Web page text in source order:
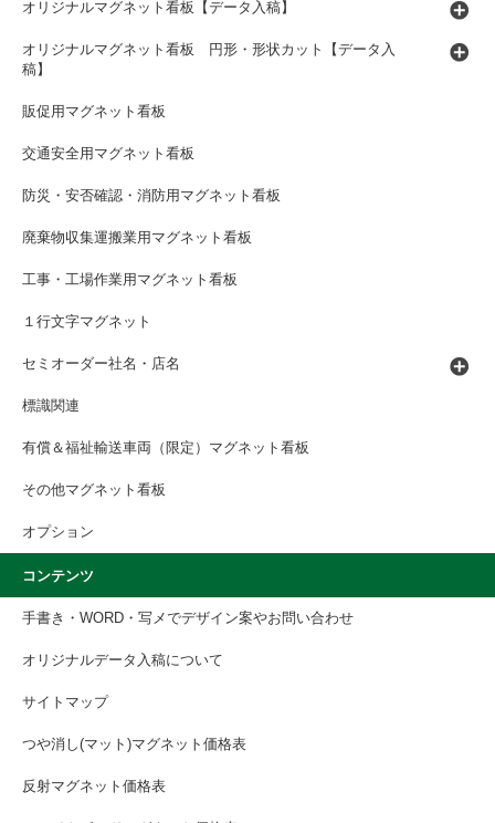
オリジナルマグネット看板【データ入稿】
オリジナルマグネット看板 円形・形状カット【データ入
稿】
販促用マグネット看板
交通安全用マグネット看板
防災・安否確認・消防用マグネット看板
廃棄物収集運搬業用マグネット看板
工事・工場作業用マグネット看板
１行文字マグネット
セミオーダー社名・店名
標識関連
有償＆福祉輸送車両（限定）マグネット看板
その他マグネット看板
オプション
コンテンツ
手書き・WORD・写メでデザイン案やお問い合わせ
オリジナルデータ入稿について
サイトマップ
つや消し(マット)マグネット価格表
反射マグネット価格表